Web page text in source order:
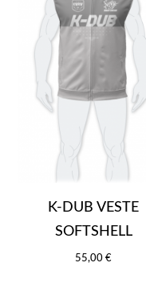
K-DUB VESTE
SOFTSHELL
55,00 €